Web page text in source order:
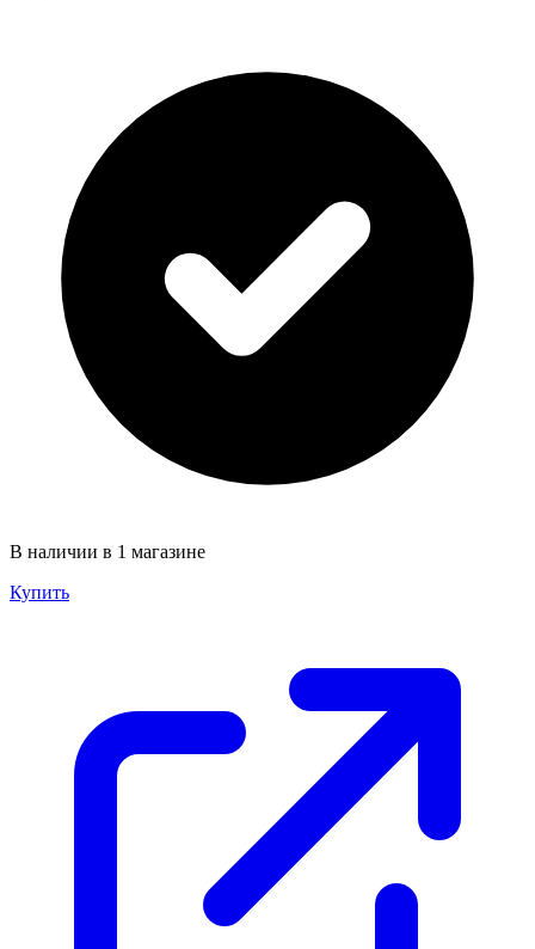
В наличии в 1 магазине
Купить